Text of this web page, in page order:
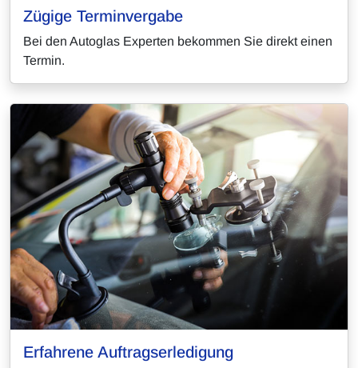
Zügige Terminvergabe
Bei den Autoglas Experten bekommen Sie direkt einen
Termin.
Erfahrene Auftragserledigung